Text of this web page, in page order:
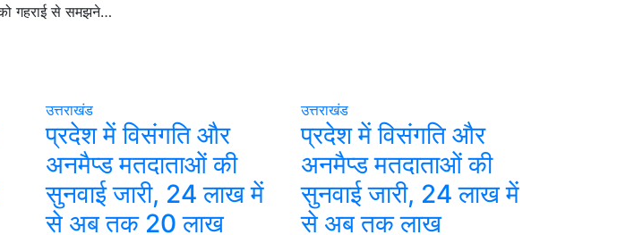
गहराई से समझने…
उत्तराखंड
प्रदेश में विसंगति और
अनमैप्ड मतदाताओं की
सुनवाई जारी, 24 लाख में
से अब तक 20 लाख
उत्तराखंड
प्रदेश में विसंगति और
अनमैप्ड मतदाताओं की
सुनवाई जारी, 24 लाख में
से अब तक लाख